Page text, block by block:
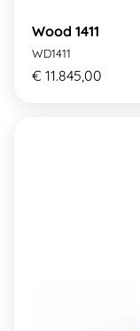
Wood 1411
WD1411
€ 11.845,00